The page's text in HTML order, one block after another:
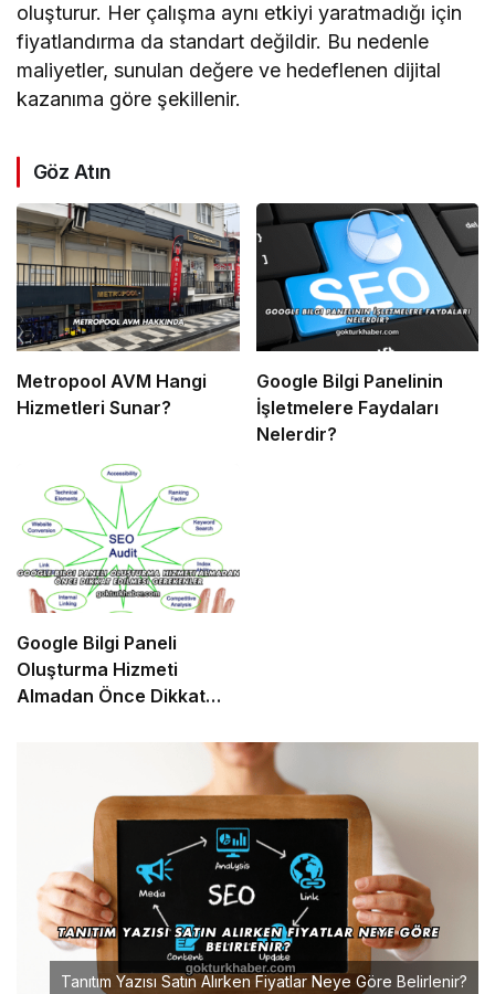
oluşturur. Her çalışma aynı etkiyi yaratmadığı için
fiyatlandırma da standart değildir. Bu nedenle
maliyetler, sunulan değere ve hedeflenen dijital
kazanıma göre şekillenir.
Göz Atın
Metropool AVM Hangi
Hizmetleri Sunar?
Google Bilgi Panelinin
İşletmelere Faydaları
Nelerdir?
Google Bilgi Paneli
Oluşturma Hizmeti
Almadan Önce Dikkat
Tanıtım Yazısı Satın Alırken Fiyatlar Neye Göre Belirlenir?